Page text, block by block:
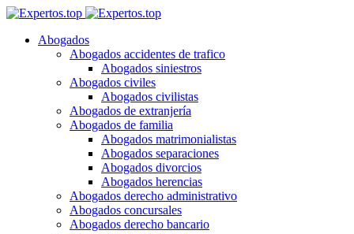
Abogados
Abogados accidentes de trafico
Abogados siniestros
Abogados civiles
Abogados civilistas
Abogados de extranjería
Abogados de familia
Abogados matrimonialistas
Abogados separaciones
Abogados divorcios
Abogados herencias
Abogados derecho administrativo
Abogados concursales
Abogados derecho bancario